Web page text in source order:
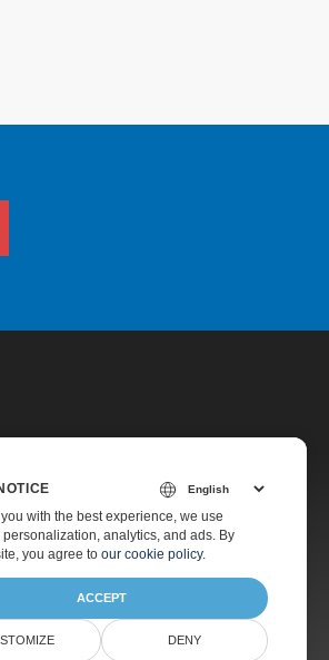
Επί Πληρωμή
with the best experience, we use
personalization, analytics, and ads. By
you agree to our cookie policy.
ACCEPT
DENY